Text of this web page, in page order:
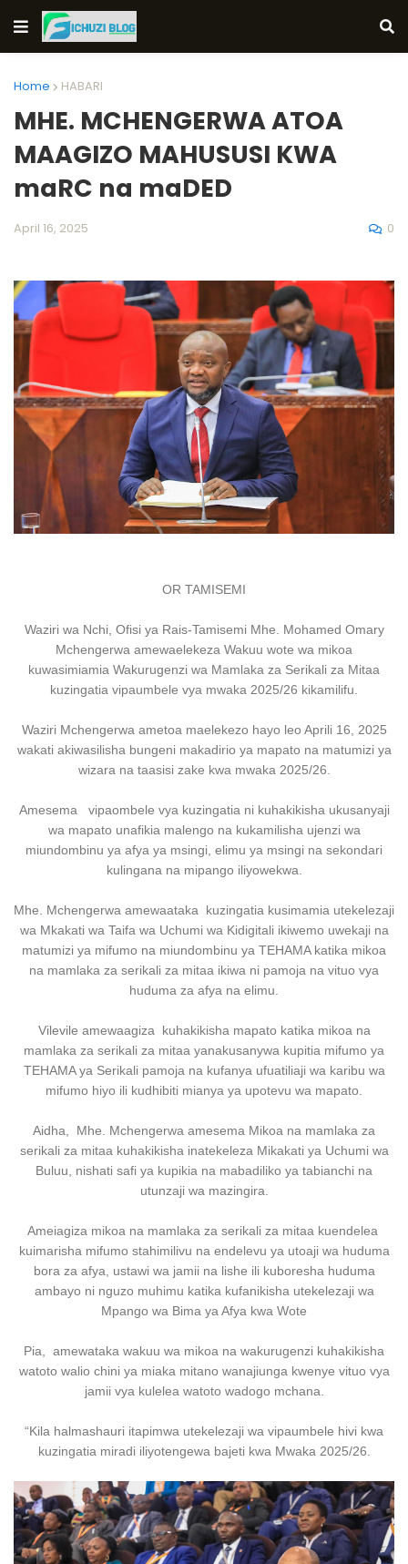
Home HABARI
MHE. MCHENGERWA ATOA
MAAGIZO MAHUSUSI KWA
maRC na maDED
April 16, 2025 0
OR TAMISEMI
Waziri wa Nchi, Ofisi ya Rais-Tamisemi Mhe. Mohamed Omary
Mchengerwa amewaelekeza Wakuu wote wa mikoa
kuwasimiamia Wakurugenzi wa Mamlaka za Serikali za Mitaa
kuzingatia vipaumbele vya mwaka 2025/26 kikamilifu.
Waziri Mchengerwa ametoa maelekezo hayo leo Aprili 16, 2025
wakati akiwasilisha bungeni makadirio ya mapato na matumizi ya
wizara na taasisi zake kwa mwaka 2025/26.
Amesema vipaombele vya kuzingatia ni kuhakikisha ukusanyaji
wa mapato unafikia malengo na kukamilisha ujenzi wa
miundombinu ya afya ya msingi, elimu ya msingi na sekondari
kulingana na mipango iliyowekwa.
Mhe. Mchengerwa amewaataka kuzingatia kusimamia utekelezaji
wa Mkakati wa Taifa wa Uchumi wa Kidigitali ikiwemo uwekaji na
matumizi ya mifumo na miundombinu ya TEHAMA katika mikoa
na mamlaka za serikali za mitaa ikiwa ni pamoja na vituo vya
huduma za afya na elimu.
Vilevile amewaagiza kuhakikisha mapato katika mikoa na
mamlaka za serikali za mitaa yanakusanywa kupitia mifumo ya
TEHAMA ya Serikali pamoja na kufanya ufuatiliaji wa karibu wa
mifumo hiyo ili kudhibiti mianya ya upotevu wa mapato.
Aidha, Mhe. Mchengerwa amesema Mikoa na mamlaka za
serikali za mitaa kuhakikisha inatekeleza Mikakati ya Uchumi wa
Buluu, nishati safi ya kupikia na mabadiliko ya tabianchi na
utunzaji wa mazingira.
Ameiagiza mikoa na mamlaka za serikali za mitaa kuendelea
kuimarisha mifumo stahimilivu na endelevu ya utoaji wa huduma
bora za afya, ustawi wa jamii na lishe ili kuboresha huduma
ambayo ni nguzo muhimu katika kufanikisha utekelezaji wa
Mpango wa Bima ya Afya kwa Wote
Pia, amewataka wakuu wa mikoa na wakurugenzi kuhakikisha
watoto walio chini ya miaka mitano wanajiunga kwenye vituo vya
jamii vya kulelea watoto wadogo mchana.
“Kila halmashauri itapimwa utekelezaji wa vipaumbele hivi kwa
kuzingatia miradi iliyotengewa bajeti kwa Mwaka 2025/26.